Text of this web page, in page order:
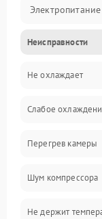
Электропитание
Неисправности
Не охлаждает
Слабое
Перегрев камеры
Шум компрессора
Не держит